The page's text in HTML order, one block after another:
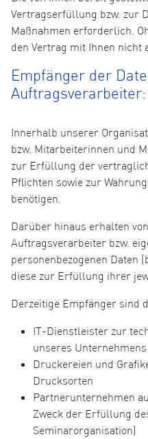
Vertragserfüllung bzw. zur
Maßnahmen erforderlich.
den Vertrag mit Ihnen nicht
Empfänger der
Auftragsverarbeiter:
Innerhalb unserer
bzw. Mitarbeiterinnen und
zur Erfüllung der
Pflichten sowie zur
benötigen.
Darüber hinaus erhalten
Auftragsverarbeiter bzw.
personenbezogenen Daten
diese zur Erfüllung ihrer
Derzeitige Empfänger sind
IT-Dienstleister zur
unseres
Druckereien und
Drucksorten
Partnerunternehmen
Zweck der Erfüllung
Seminarorganisation)